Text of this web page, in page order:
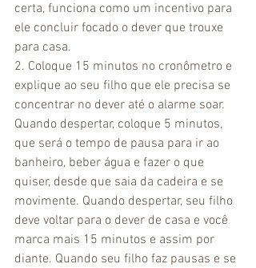
certa, funciona como um incentivo para
ele concluir focado o dever que trouxe
para casa.
2. Coloque 15 minutos no cronômetro e
explique ao seu filho que ele precisa se
concentrar no dever até o alarme soar.
Quando despertar, coloque 5 minutos,
que será o tempo de pausa para ir ao
banheiro, beber água e fazer o que
quiser, desde que saia da cadeira e se
movimente. Quando despertar, seu filho
deve voltar para o dever de casa e você
marca mais 15 minutos e assim por
diante. Quando seu filho faz pausas e se